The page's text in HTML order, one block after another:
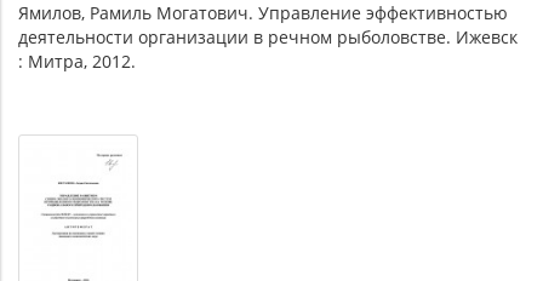
Ямилов, Рамиль Могатович. Управление эффективностью
деятельности организации в речном рыболовстве. Ижевск
: Митра, 2012.